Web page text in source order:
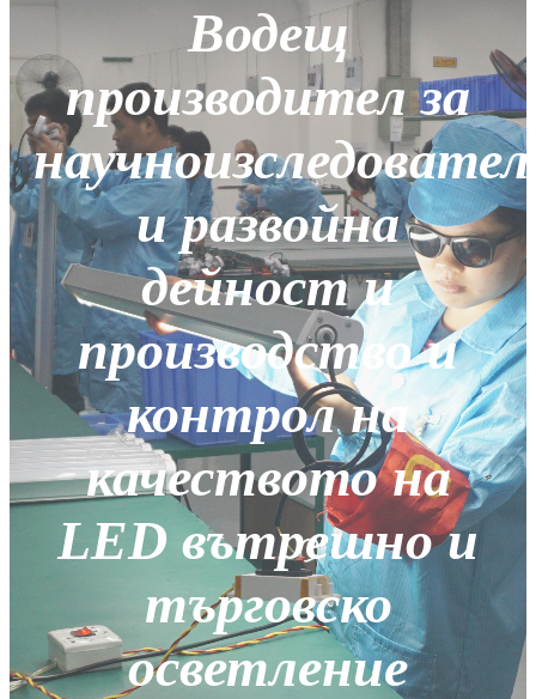
Водещ
производител за
и развойна
дейност и
производство и
контрол на
качеството на
LED вътрешно и
търговско
осветление